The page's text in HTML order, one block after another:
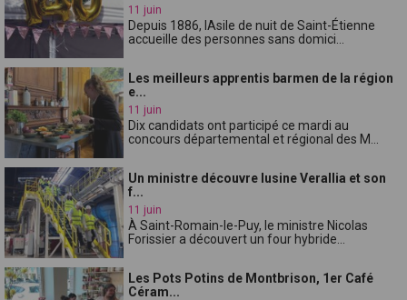
11 juin
Depuis 1886, lAsile de nuit de Saint-Étienne
accueille des personnes sans domici...
Les meilleurs apprentis barmen de la région
e...
11 juin
Dix candidats ont participé ce mardi au
concours départemental et régional des M...
Un ministre découvre lusine Verallia et son
f...
11 juin
À Saint-Romain-le-Puy, le ministre Nicolas
Forissier a découvert un four hybride...
Les Pots Potins de Montbrison, 1er Café
Céram...